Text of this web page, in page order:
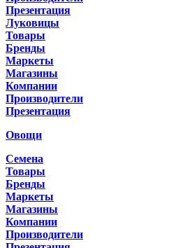
Презентация
Луковицы
Товары
Бренды
Маркеты
Магазины
Компании
Производители
Презентация
Овощи
Семена
Товары
Бренды
Маркеты
Магазины
Компании
Производители